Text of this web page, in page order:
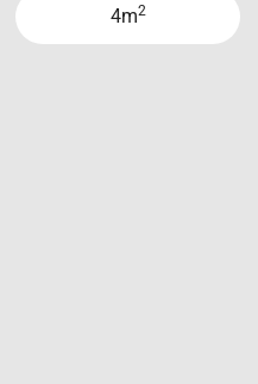
4m2